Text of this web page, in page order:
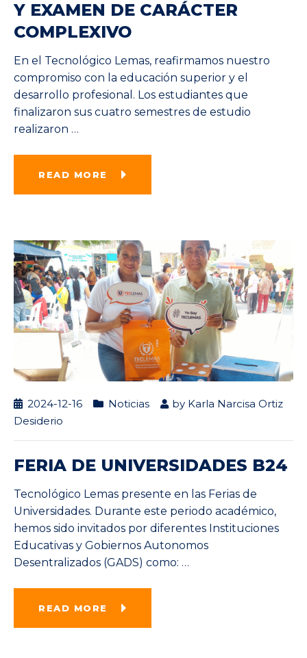
Y EXAMEN DE CARÁCTER
COMPLEXIVO
En el Tecnológico Lemas, reafirmamos nuestro
compromiso con la educación superior y el
desarrollo profesional. Los estudiantes que
finalizaron sus cuatro semestres de estudio
realizaron …
READ MORE
2024-12-16 Noticias by Karla Narcisa Ortiz
Desiderio
FERIA DE UNIVERSIDADES B24
Tecnológico Lemas presente en las Ferias de
Universidades. Durante este periodo académico,
hemos sido invitados por diferentes Instituciones
Educativas y Gobiernos Autonomos
Desentralizados (GADS) como: …
READ MORE